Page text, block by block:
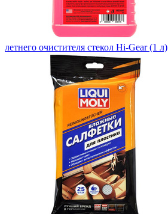
летнего очистителя стекол Hi-Gear (1 л)